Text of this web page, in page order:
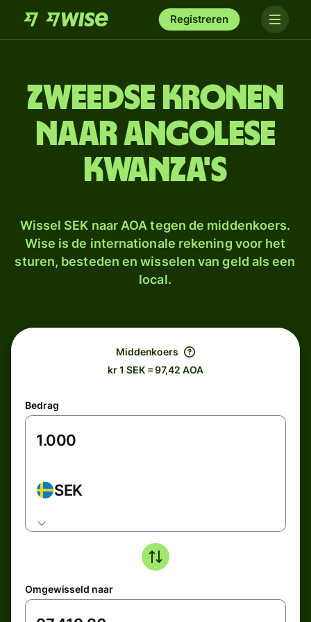
Registreren
Zweedse kronen
naar Angolese
kwanza's
Wissel SEK naar AOA tegen de middenkoers.
Wise is de internationale rekening voor het
sturen, besteden en wisselen van geld als een
local.
Middenkoers
kr 1 SEK = 97,42 AOA
Bedrag
SEK
Omgewisseld naar